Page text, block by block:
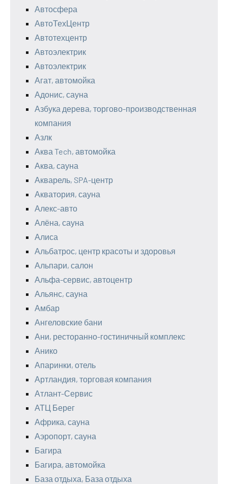
Автосфера
АвтоТехЦентр
Автотехцентр
Автоэлектрик
Автоэлектрик
Агат, автомойка
Адонис, сауна
Азбука дерева, торгово-производственная
компания
Азлк
Аква Tech, автомойка
Аква, сауна
Акварель, SPA-центр
Акватория, сауна
Алекс-авто
Алёна, сауна
Алиса
Альбатрос, центр красоты и здоровья
Альпари, салон
Альфа-сервис, автоцентр
Альянс, сауна
Амбар
Ангеловские бани
Ани, ресторанно-гостиничный комплекс
Анико
Апаринки, отель
Артландия, торговая компания
Атлант-Сервис
АТЦ Берег
Африка, сауна
Аэропорт, сауна
Багира
Багира, автомойка
База отдыха, База отдыха